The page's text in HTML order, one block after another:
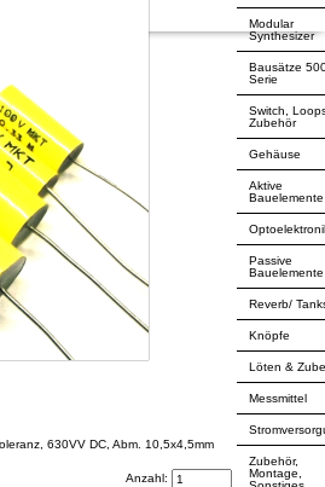
630VV DC, Abm. 10,5x4,5mm
Anzahl:
Modular
Synthesizer
Bausätze
Serie
Switch,
Zubehör
Gehäuse
Aktive
Bauelemente
Passive
Bauelemente
Reverb/
Knöpfe
Löten &
Messmittel
Zubehör,
Montage,